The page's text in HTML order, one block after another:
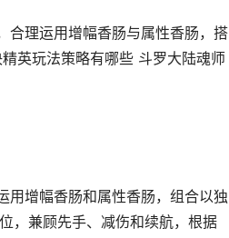
合理运用增幅香肠与属性香肠，搭
英玩法策略有哪些 斗罗大陆魂师
用增幅香肠和属性香肠，组合以独
，兼顾先手、减伤和续航，根据